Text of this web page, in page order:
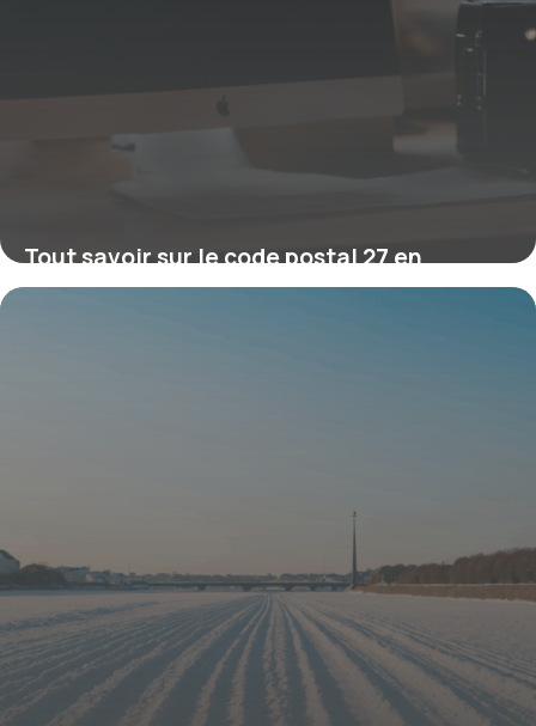
Tout savoir sur le code postal 27 en
Normandie : organisation et spécificités